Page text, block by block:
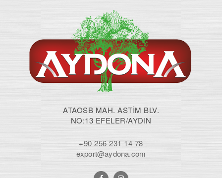
ATAOSB MAH. ASTİM BLV.
NO:13 EFELER/AYDIN
+90 256 231 14 78
export@aydona.com